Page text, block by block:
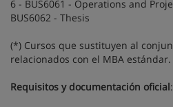
6 - BUS6061 - Operations and
BUS6062 - Thesis
(*) Cursos que sustituyen al
relacionados con el MBA
Requisitos y documentación oficial: